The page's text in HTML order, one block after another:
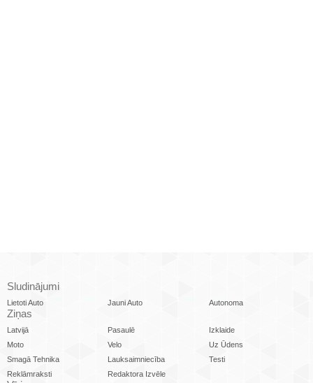
Sludinājumi
Lietoti Auto Jauni Auto Autonoma
Ziņas
Latvijā Pasaulē
Izklaide
Moto
Velo
Uz Ūdens
Smagā Tehnika
Lauksaimniecība
Testi
Reklāmraksti
Redaktora Izvēle